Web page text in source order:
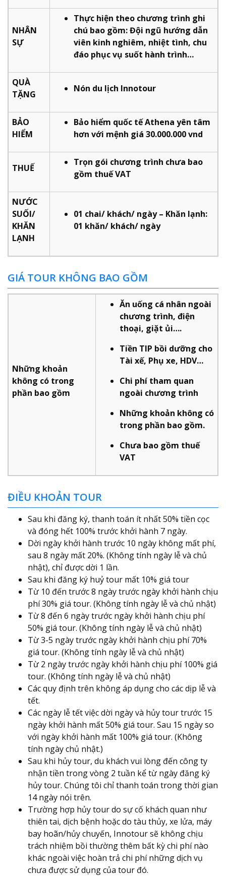
NHÂN
SỰ
Thực hiện theo chương trình ghi
chú bao gồm: Đội ngũ hướng dẫn
viên kinh nghiêm, nhiệt tình, chu
đáo phục vụ suốt hành trình…
QUÀ
TẶNG
Nón du lịch Innotour
BẢO
HIỂM
Bảo hiểm quốc tế Athena yên tâm
hơn với mệnh giá 30.000.000 vnd
THUẾ
Trọn gói chương trình chưa bao
gồm thuế VAT
NƯỚC
SUỐI/
KHĂN
LẠNH
01 chai/ khách/ ngày – Khăn lạnh:
01 khăn/ khách/ ngày
GIÁ TOUR KHÔNG BAO GỒM
Những khoản
không có trong
phần bao gồm
Ăn uống cá nhân ngoài
chương trình, điện
thoại, giặt ủi….
Tiền TIP bồi dưỡng cho
Tài xế, Phụ xe, HDV…
Chi phí tham quan
ngoài chương trình
Những khoản không có
trong phần bao gồm.
Chưa bao gồm thuế
VAT
ĐIỀU KHOẢN TOUR
Sau khi đăng ký, thanh toán ít nhất 50% tiền cọc
và đóng hết 100% trước khởi hành 7 ngày.
Dời ngày khởi hành trước 10 ngày không mất phí,
sau 8 ngày mất 20%. (Không tính ngày lễ và chủ
nhật), chỉ được dời 1 lần.
Sau khi đăng ký huỷ tour mất 10% giá tour
Từ 10 đến trước 8 ngày trước ngày khởi hành chịu
phí 30% giá tour. (Không tính ngày lễ và chủ nhật)
Từ 8 đến 6 ngày trước ngày khởi hành chịu phí
50% giá tour. (Không tính ngày lễ và chủ nhật)
Từ 3-5 ngày trước ngày khởi hành chịu phí 70%
giá tour. (Không tính ngày lễ và chủ nhật)
Từ 2 ngày trước ngày khởi hành chịu phí 100% giá
tour. (Không tính ngày lễ và chủ nhật)
Các quy định trên không áp dụng cho các dịp lễ và
tết.
Các ngày lễ tết việc dời ngày và hủy tour trước 15
ngày khởi hành mất 50% giá tour. Sau 15 ngày so
với ngày khởi hành mất 100% giá tour. (Không
tính ngày chủ nhật.)
Sau khi hủy tour, du khách vui lòng đến công ty
nhận tiền trong vòng 2 tuần kể từ ngày đăng ký
hủy tour. Chúng tôi chỉ thanh toán trong thời gian
14 ngày nói trên.
Trường hợp hủy tour do sự cố khách quan như
thiên tai, dịch bệnh hoặc do tàu thủy, xe lửa, máy
bay hoãn/hủy chuyến, Innotour sẽ không chịu
trách nhiệm bồi thường thêm bất kỳ chi phí nào
khác ngoài việc hoàn trả chi phí những dịch vụ
chưa được sử dụng của tour đó.